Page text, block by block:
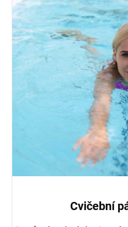
Cvičební